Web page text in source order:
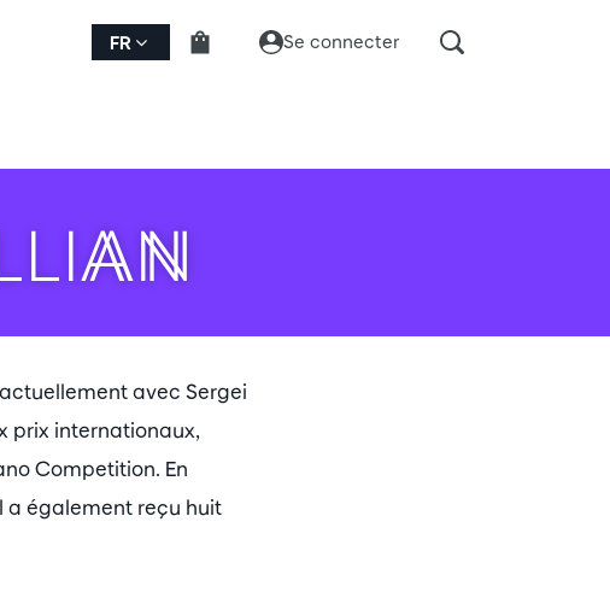
FR Se connecter
avec Sergei
prix internationaux,
Competition. En
a également reçu huit